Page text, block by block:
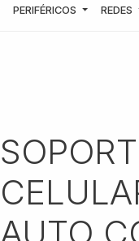
PERIFÉRICOS REDES
AUTO